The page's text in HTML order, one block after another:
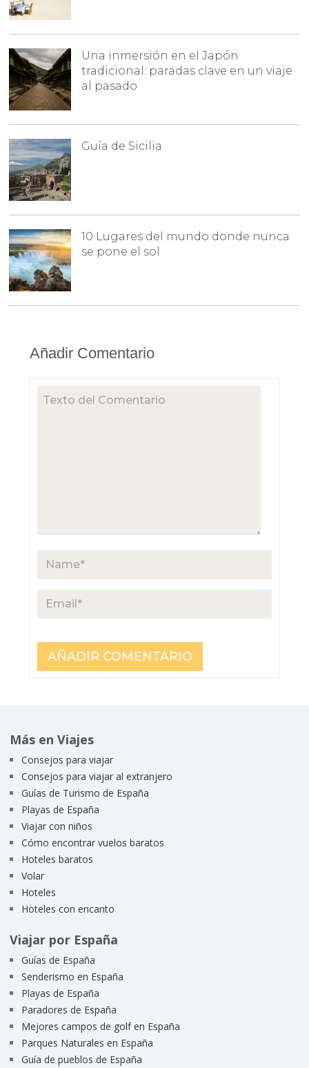
Una inmersión en el Japón
tradicional: paradas clave en un viaje
al pasado
Guía de Sicilia
10 Lugares del mundo donde nunca
se pone el sol
Añadir Comentario
Más en Viajes
Consejos para viajar
Consejos para viajar al extranjero
Guías de Turismo de España
Playas de España
Viajar con niños
Cómo encontrar vuelos baratos
Hoteles baratos
Volar
Hoteles
Hoteles con encanto
Viajar por España
Guías de España
Senderismo en España
Playas de España
Paradores de España
Mejores campos de golf en España
Parques Naturales en España
Guía de pueblos de España